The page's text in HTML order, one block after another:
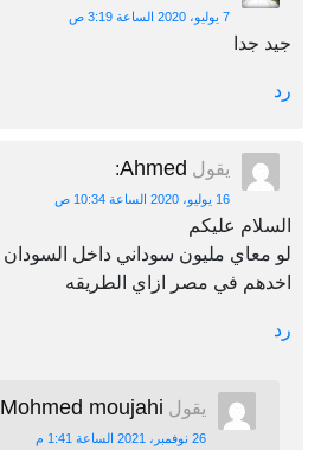
7 يوليو، 2020 الساعة 3:19 ص
جيد جدا
رد
يقول Ahmed
:
16 يوليو، 2020 الساعة 10:34 ص
السلام عليكم
لو معاي مليون سوداني داخل
اخدهم في مصر ازاي الطريقه
رد
يقول Mohmed moujahi
26 نوفمبر، 2021 الساعة 1:41 م